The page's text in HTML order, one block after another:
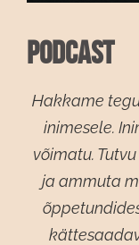
Podcast
Hakkame
inimesele.
võimatu.
ja ammuta